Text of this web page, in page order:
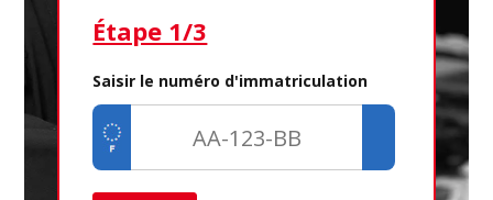
Étape 1/3
Saisir le numéro d'immatriculation